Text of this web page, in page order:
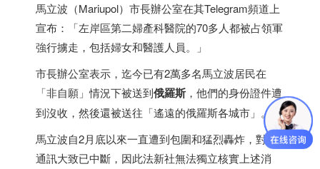
馬立波（Mariupol）市長辦公室在其Telegram頻道上
宣布：「左岸區第二婦產科醫院的70多人都被占領軍
強行擄走，包括婦女和醫護人員。」
市長辦公室表示，迄今已有2萬多名馬立波居民在
「非自願」情況下被送到俄羅斯，他們的身份證件遭
到沒收，然後還被送往「遙遠的俄羅斯各城市」。
馬立波自2月底以來一直遭到包圍和猛烈轟炸，對外
通訊大致已中斷，因此法新社無法獨立核實上述消